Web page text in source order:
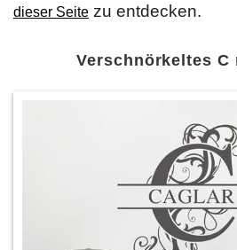
dieser Seite zu entdecken.
Verschnörkeltes C